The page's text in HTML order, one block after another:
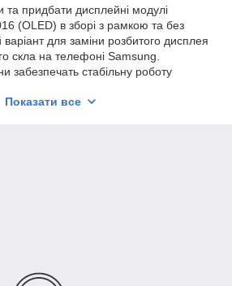
та придбати дисплейні модулі
(OLED) в зборі з рамкою та без
для заміни розбитого дисплея
скла на телефоні Samsung.
забезпечать стабільну роботу
компанії є ОРИГІНАЛЬНИМ
Показати все